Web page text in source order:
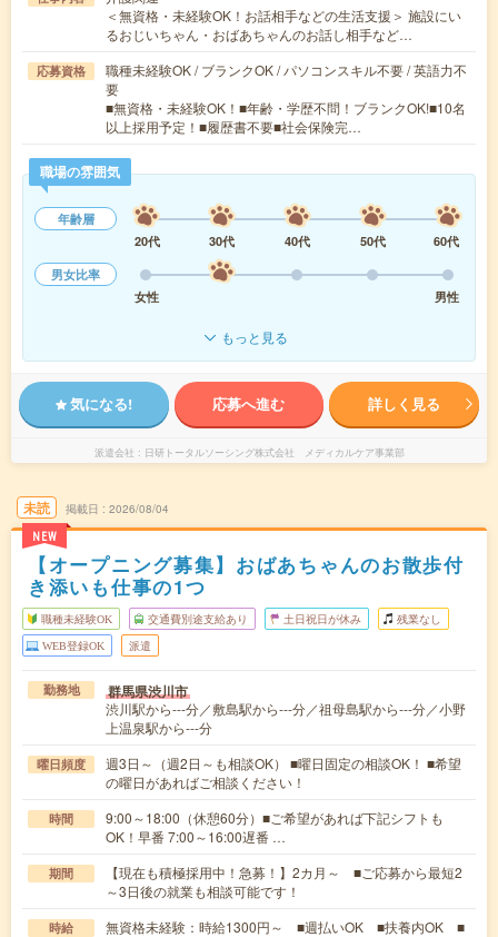
＜無資格・未経験OK！お話相手などの生活支援＞ 施設にい
るおじいちゃん・おばあちゃんのお話し相手など…
応募資格
職種未経験OK / ブランクOK / パソコンスキル不要 / 英語力不
要
■無資格・未経験OK！■年齢・学歴不問！ブランクOK!■10名
以上採用予定！■履歴書不要■社会保険完…
職場の雰囲気
年齢層
20代
30代 40代 50代
60代
男女比率
女性
男性
もっと見る
気になる! 応募へ進む 詳しく見る
派遣会社 日研トータルソーシング株式会社 メディカルケア事業部
未読
NEW
掲載日 2026/08/04
【オープニング募集】おばあちゃんのお散歩付
き添いも仕事の1つ
職種未経験OK 交通費別途支給あり 土日祝日が休み 残業なし
WEB登録OK 派遣
勤務地 群馬県渋川市
渋川駅から---分／敷島駅から---分／祖母島駅から---分／小野
上温泉駅から---分
曜日頻度
週3日～（週2日～も相談OK） ■曜日固定の相談OK！ ■希望
の曜日があればご相談ください！
時間
9:00～18:00（休憩60分）■ご希望があれば下記シフトも
OK！早番 7:00～16:00遅番 …
期間
【現在も積極採用中！急募！】2カ月～ ■ご応募から最短2
～3日後の就業も相談可能です！
時給
無資格未経験：時給1300円～ ■週払いOK ■扶養内OK ■